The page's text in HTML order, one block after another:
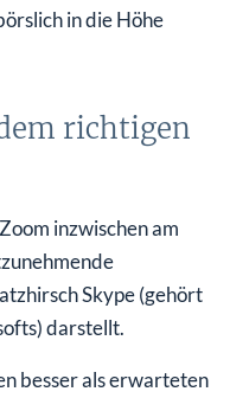
in die Höhe
richtigen
inzwischen am
Skype (gehört
darstellt.
besser als erwarteten